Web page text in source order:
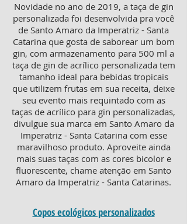
Novidade no ano de 2019, a taça de gin
personalizada foi desenvolvida pra você
de Santo Amaro da Imperatriz - Santa
Catarina que gosta de saborear um bom
gin, com armazenamento para 500 ml a
taça de gin de acrílico personalizada tem
tamanho ideal para bebidas tropicais
que utilizem frutas em sua receita, deixe
seu evento mais requintado com as
taças de acrílico para gin personalizadas,
divulgue sua marca em Santo Amaro da
Imperatriz - Santa Catarina com esse
maravilhoso produto. Aproveite ainda
mais suas taças com as cores bicolor e
fluorescente, chame atenção em Santo
Amaro da Imperatriz - Santa Catarinas.
Copos ecológicos personalizados